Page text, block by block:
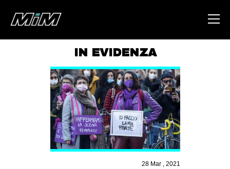
ABOUT
AREA
DEGENERAZIONE
GAZA FREESTYLE
CSOA LAMBRETTA
IN EVIDENZA
28 Mar , 2021